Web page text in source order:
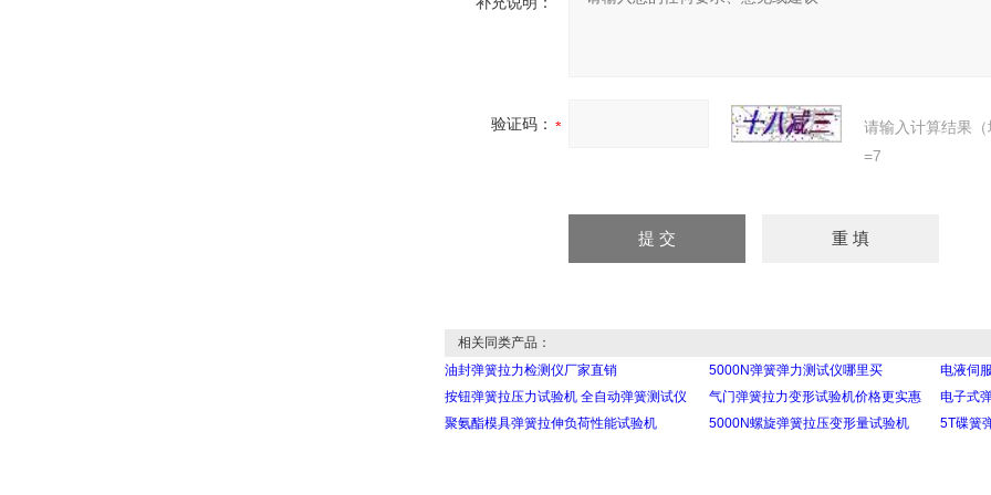
验证码：
请输入计算结果
=7
相关同类产品：
油封弹簧拉力检测仪厂家直销
5000N弹簧弹力测试仪哪里买
电液伺
按钮弹簧拉压力试验机 全自动弹簧测试仪
气门弹簧拉力变形试验机价格更实惠
电子式
聚氨酯模具弹簧拉伸负荷性能试验机
5000N螺旋弹簧拉压变形量试验机 5T碟簧